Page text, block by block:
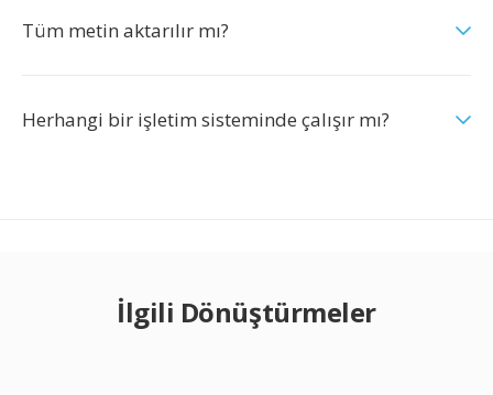
Tüm metin aktarılır mı?
Herhangi bir işletim sisteminde çalışır mı?
İlgili Dönüştürmeler